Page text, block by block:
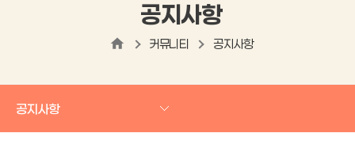
공지사항
커뮤니티 공지사항
공지사항